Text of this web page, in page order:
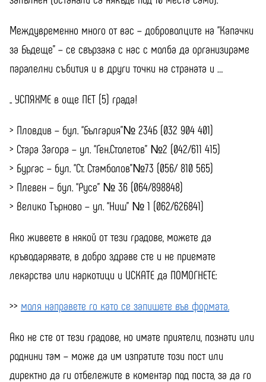
Междувременно много от вас – доброволците на “Капачки
за Бъдеще” – се свързаха с нас с молба да организираме
паралелни събития и в други точки на страната и …
.. УСПЯХМЕ в още ПЕТ (5) града!
> Пловдив – бул. “България”№ 234Б (032 904 401)
> Стара Загора – ул. “Ген.Столетов” №2 (042/611 415)
> Бургас – бул. “Ст. Стамболов”№73 (056/ 810 565)
> Плевен – бул. “Русе” № 36 (064/898848)
> Велико Търново – ул. “Ниш” № 1 (062/626841)
Ако живеете в някой от тези градове, можете да
кръводарявате, в добро здраве сте и не приемате
лекарства или наркотици и ИСКАТЕ да ПОМОГНЕТЕ:
>> моля направете го като се запишете във формата.
Ако не сте от тези градове, но имате приятели, познати или
роднини там – може да им изпратите този пост или
директно да ги отбележите в коментар под поста, за да го